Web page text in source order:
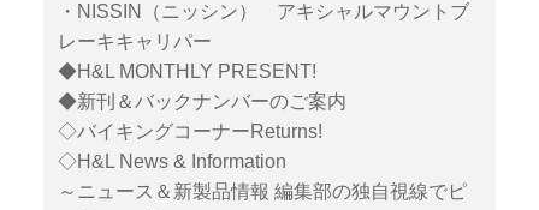
・NISSIN（ニッシン） アキシャルマウントブ
レーキキャリパー
◆H&L MONTHLY PRESENT!
◆新刊＆バックナンバーのご案内
◇バイキングコーナーReturns!
◇H&L News & Information
～ニュース＆新製品情報 編集部の独自視線でピ